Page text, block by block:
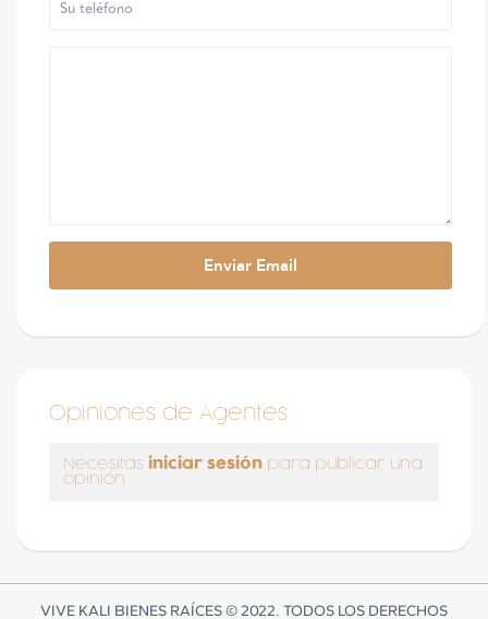
Opiniones de Agentes
Necesitas iniciar sesión para publicar una
opinión
VIVE KALI BIENES RAÍCES © 2022. TODOS LOS DERECHOS